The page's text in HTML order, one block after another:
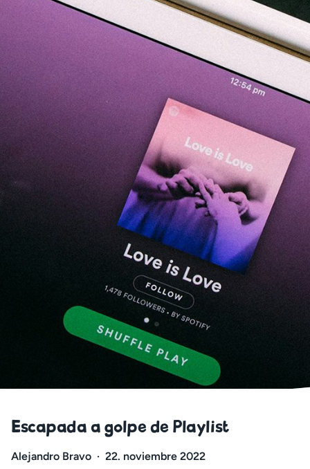
Escapada a golpe de Playlist
Alejandro Bravo · 22. noviembre 2022